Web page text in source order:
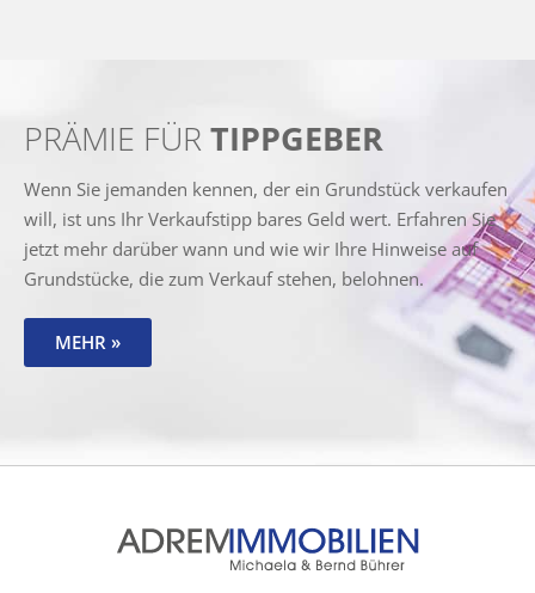
PRÄMIE FÜR TIPPGEBER
Wenn Sie jemanden kennen, der ein Grundstück verkaufen
will, ist uns Ihr Verkaufstipp bares Geld wert. Erfahren Sie
jetzt mehr darüber wann und wie wir Ihre Hinweise auf
Grundstücke, die zum Verkauf stehen, belohnen.
MEHR »